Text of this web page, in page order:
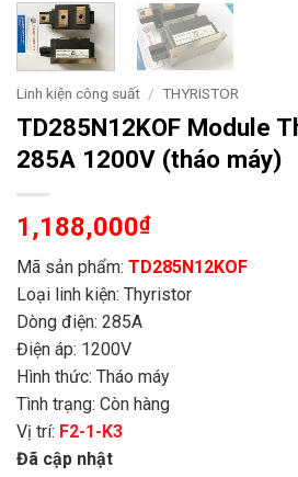
Linh kiện công suất / THYRISTOR
TD285N12KOF Module
285A 1200V (tháo máy)
1,188,000₫
Mã sản phẩm: TD285N12KOF
Loại linh kiện: Thyristor
Dòng điện: 285A
Điện áp: 1200V
Hình thức: Tháo máy
Tình trạng: Còn hàng
Vị trí: F2-1-K3
Đã cập nhật